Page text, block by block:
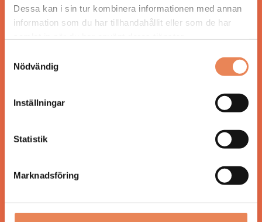
Dessa kan i sin tur kombinera informationen med annan
information som du har tillhandahållit eller som de har
Nödvändig
Inställningar
Statistik
Marknadsföring
ANSVARIG UTGIVARE
Allt material på besoksliv.se är skyddat enligt
Spoon, Brännkyrkagatan 64
118 23 Stockholm